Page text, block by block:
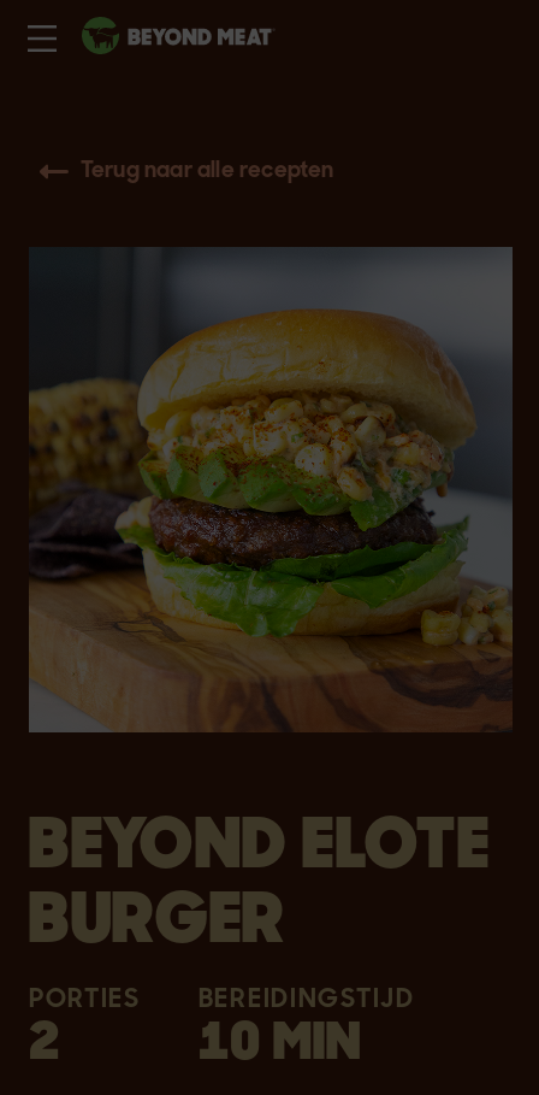
Terug naar alle recepten
BEYOND ELOTE
BURGER
PORTIES
2
BEREIDINGSTIJD
10 MIN